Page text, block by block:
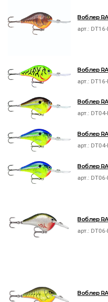
Воблер
арт.:
Воблер
арт.: DT16-
Воблер
арт.:
Воблер
арт.:
Воблер
арт.:
Воблер
арт.:
Воблер